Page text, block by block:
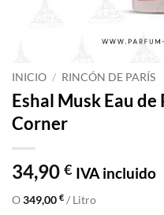
INICIO / RINCÓN DE PARÍS
Eshal Musk Eau
Corner
34,90 € IVA incluido
O349,00 € / Litro